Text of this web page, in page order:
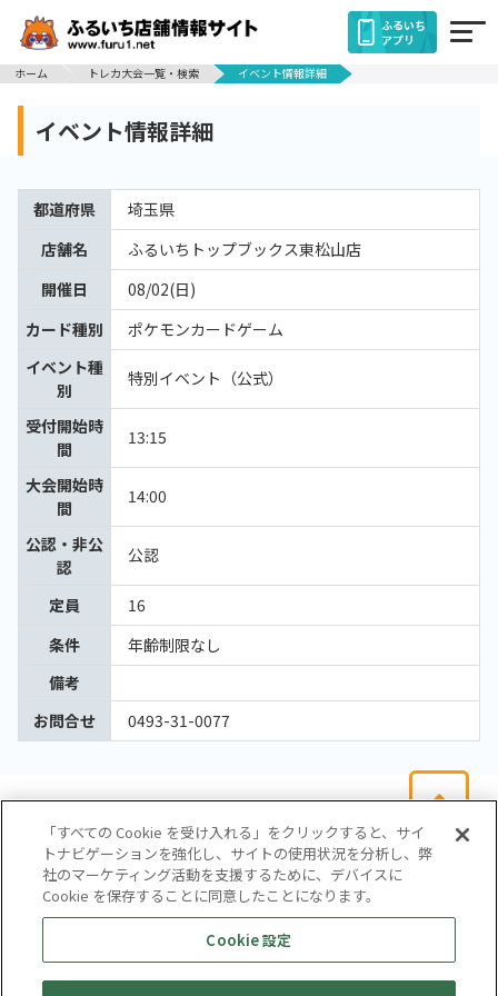
ふるいち
アプリ
ホーム
トレカ大会一覧・検索 イベント情報詳細
イベント情報詳細
都道府県
埼玉県
店舗名
ふるいちトップブックス東松山店
開催日
08/02(日)
カード種別
ポケモンカードゲーム
イベント種
別
特別イベント（公式）
受付開始時
間
13:15
大会開始時
間
14:00
公認・非公
認
公認
定員
16
条件
年齢制限なし
備考
お問合せ
0493-31-0077
会社概要
サイトマップ
お問い合わせ
個人情報保護方針
株式会社テイツー
「すべての Cookie を受け入れる」をクリックすると、サイ
トナビゲーションを強化し、サイトの使用状況を分析し、弊
社のマーケティング活動を支援するために、デバイスに
Cookie を保存することに同意したことになります。
Cookie 設定